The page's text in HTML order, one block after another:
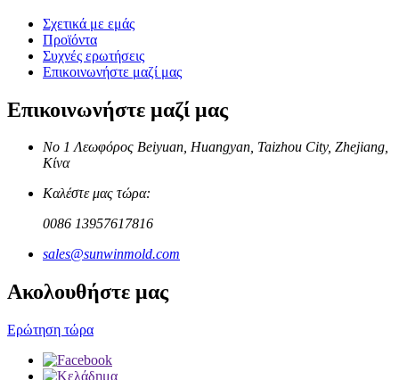
Σχετικά με εμάς
Προϊόντα
Συχνές ερωτήσεις
Επικοινωνήστε μαζί μας
Επικοινωνήστε μαζί μας
Νο 1 Λεωφόρος Beiyuan, Huangyan, Taizhou City, Zhejiang,
Κίνα
Καλέστε μας τώρα:
0086 13957617816
sales@sunwinmold.com
Ακολουθήστε μας
Ερώτηση τώρα